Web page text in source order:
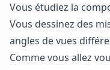
Vous étudiez la
Vous dessinez des
angles de vues
Comme vous allez